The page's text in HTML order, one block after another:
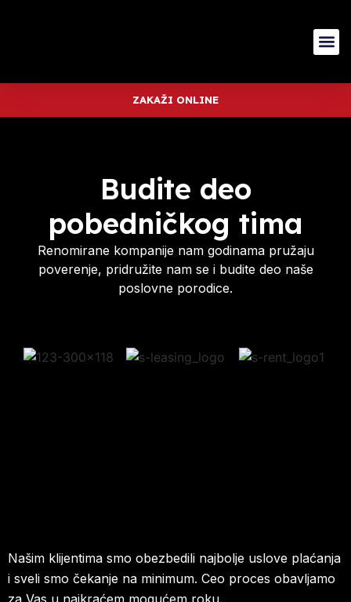
ZAKAŽI ONLINE
Budite deo
pobedničkog tima
Renomirane kompanije nam godinama pružaju
poverenje, pridružite nam se i budite deo naše
poslovne porodice.
Našim klijentima smo obezbedili najbolje uslove plaćanja
i sveli smo čekanje na minimum. Ceo proces obavljamo
za Vas u najkraćem mogućem roku.